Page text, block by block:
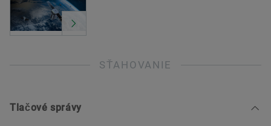
SŤAHOVANIE
Tlačové správy